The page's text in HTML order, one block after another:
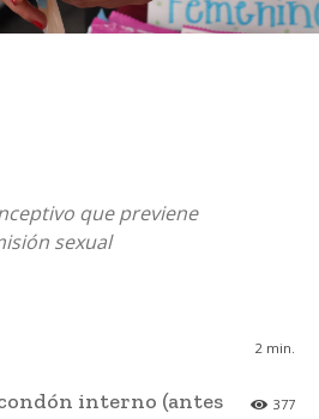
que previene
sexual
2 min.
377
interno (antes